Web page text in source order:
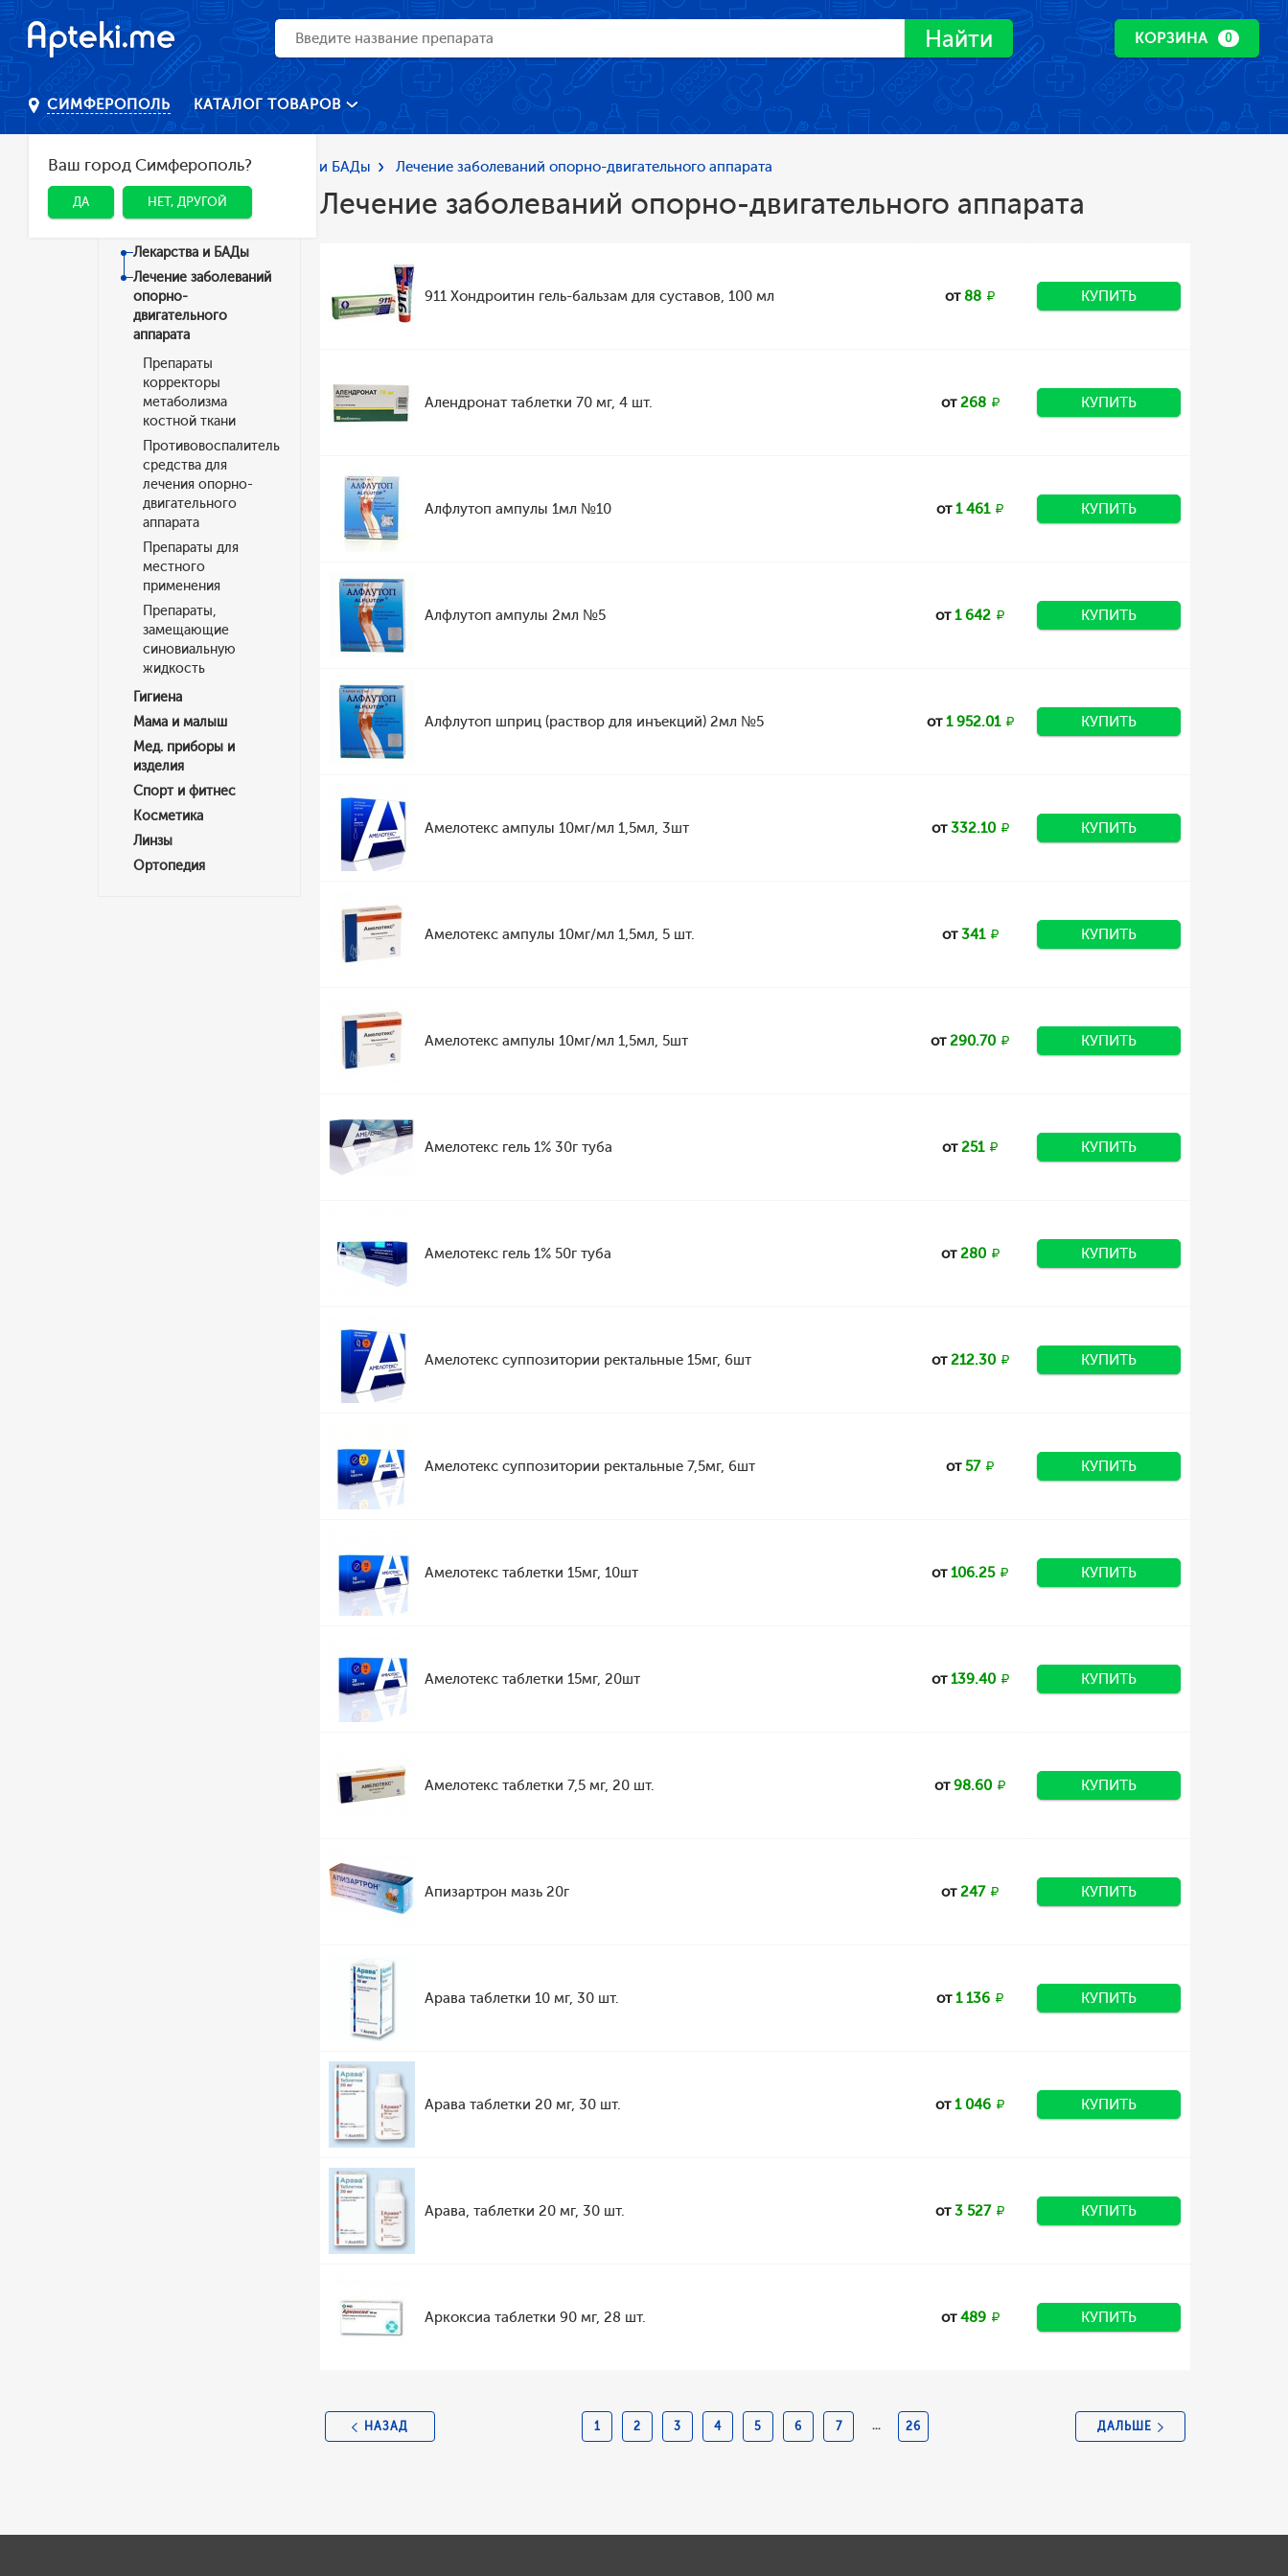
Найти КОРЗИНА 0
СИМФЕРОПОЛЬ
Ваш город Симферополь?
ДА НЕТ, ДРУГОЙ
КАТАЛОГ ТОВАРОВ
Главная Каталог Лекарства и БАДы Лечение заболеваний опорно-двигательного аппарата
Категории
Лекарства и БАДы
Лечение заболеваний
опорно-
двигательного
аппарата
Препараты
корректоры
метаболизма
костной ткани
Противовоспалительные
средства для
лечения опорно-
двигательного
аппарата
Препараты для
местного
применения
Препараты,
замещающие
синовиальную
жидкость
Гигиена
Мама и малыш
Мед. приборы и
изделия
Спорт и фитнес
Косметика
Линзы
Ортопедия
Лечение заболеваний опорно-двигательного аппарата
911 Хондроитин гель-бальзам для суставов, 100 мл от88 КУПИТЬ
Алендронат таблетки 70 мг, 4 шт. от268 КУПИТЬ
Алфлутоп ампулы 1мл №10 от1 461 КУПИТЬ
Алфлутоп ампулы 2мл №5 от1 642 КУПИТЬ
Алфлутоп шприц (раствор для инъекций) 2мл №5 от1 952.01 КУПИТЬ
Амелотекс ампулы 10мг/мл 1,5мл, 3шт от332.10 КУПИТЬ
Амелотекс ампулы 10мг/мл 1,5мл, 5 шт. от341 КУПИТЬ
Амелотекс ампулы 10мг/мл 1,5мл, 5шт от290.70 КУПИТЬ
Амелотекс гель 1% 30г туба от251 КУПИТЬ
Амелотекс гель 1% 50г туба от280 КУПИТЬ
Амелотекс суппозитории ректальные 15мг, 6шт от212.30 КУПИТЬ
Амелотекс суппозитории ректальные 7,5мг, 6шт от57 КУПИТЬ
Амелотекс таблетки 15мг, 10шт от106.25 КУПИТЬ
Амелотекс таблетки 15мг, 20шт от139.40 КУПИТЬ
Амелотекс таблетки 7,5 мг, 20 шт. от98.60 КУПИТЬ
Апизартрон мазь 20г от247 КУПИТЬ
Арава таблетки 10 мг, 30 шт. от1 136 КУПИТЬ
Арава таблетки 20 мг, 30 шт. от1 046 КУПИТЬ
Арава, таблетки 20 мг, 30 шт. от3 527 КУПИТЬ
Аркоксиа таблетки 90 мг, 28 шт. от489 КУПИТЬ
НАЗАД 1 2 3 4 5 6 7 ... 26 ДАЛЬШЕ